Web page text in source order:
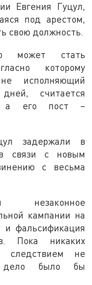
Евгения Гуцул,
под арестом,
свою должность.
может стать
которому
исполняющий
считается
а его пост –
задержали в
в связи с новым
с весьма
незаконное
кампании на
и фальсификация
Пока никаких
следствием не
дело было бы